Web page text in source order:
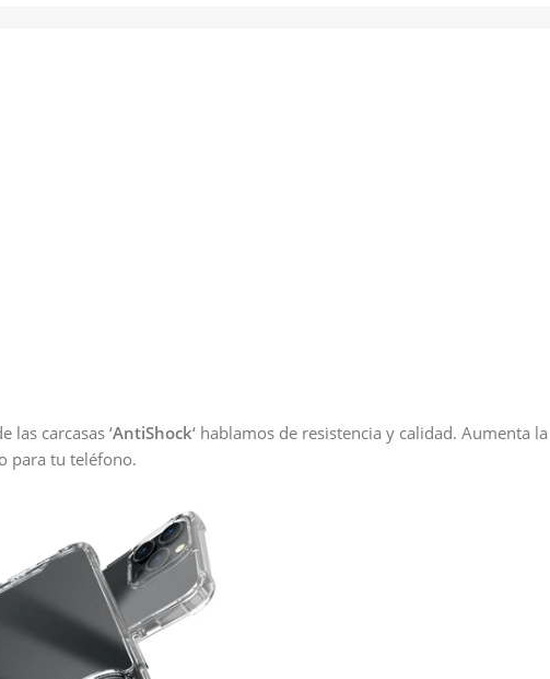
las carcasas ‘AntiShock‘ hablamos de resistencia y calidad. Aumenta
para tu teléfono.